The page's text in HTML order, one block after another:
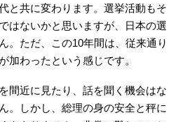
と共に変わります。選挙活動もそ
はないかと思いますが、日本の選
。ただ、この10年間は、従来通り
加わったという感じです。
間近に見たり、話を聞く機会はな
。しかし、総理の身の安全と秤に